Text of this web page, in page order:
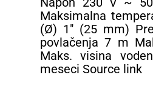
Maksimalna
(Ø) 1″ (25 mm)
povlačenja 7 m
Maks. visina
meseci Source link